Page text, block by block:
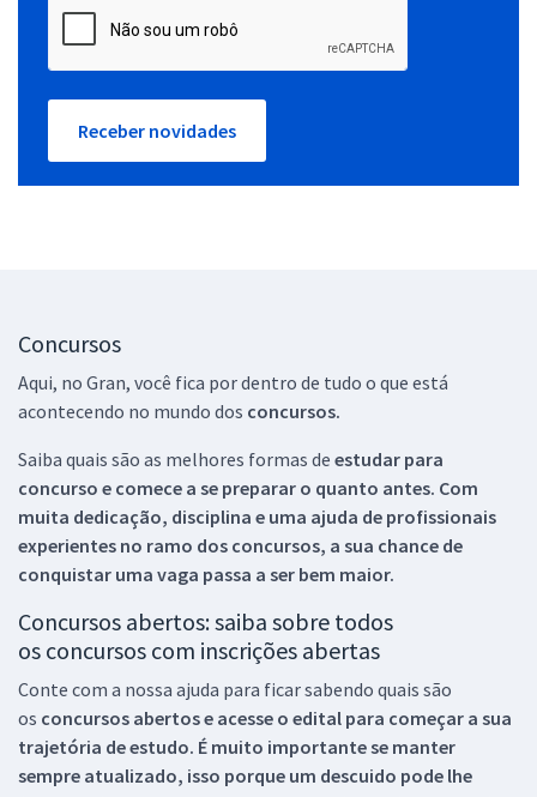
Receber novidades
Concursos
Aqui, no Gran, você fica por dentro de tudo o que está
acontecendo no mundo dos concursos.
Saiba quais são as melhores formas de estudar para
concurso e comece a se preparar o quanto antes. Com
muita dedicação, disciplina e uma ajuda de profissionais
experientes no ramo dos concursos, a sua chance de
conquistar uma vaga passa a ser bem maior.
Concursos abertos: saiba sobre todos
os concursos com inscrições abertas
Conte com a nossa ajuda para ficar sabendo quais são
os concursos abertos e acesse o edital para começar a sua
trajetória de estudo. É muito importante se manter
sempre atualizado, isso porque um descuido pode lhe